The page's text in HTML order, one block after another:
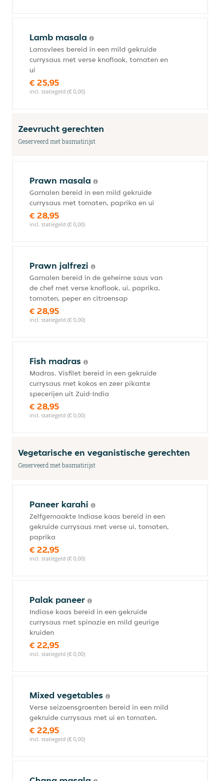
Lamb masala
Lamsvlees bereid in een mild gekruide
currysaus met verse knoflook, tomaten en
ui
€ 25,95
incl. statiegeld (€ 0,00)
Zeevrucht gerechten
Geserveerd met basmatirijst
Prawn masala
Garnalen bereid in een mild gekruide
currysaus met tomaten, paprika en ui
€ 28,95
incl. statiegeld (€ 0,00)
Prawn jalfrezi
Garnalen bereid in de geheime saus van
de chef met verse knoflook, ui, paprika,
tomaten, peper en citroensap
€ 28,95
incl. statiegeld (€ 0,00)
Fish madras
Madras. Visfilet bereid in een gekruide
currysaus met kokos en zeer pikante
specerijen uit Zuid-India
€ 28,95
incl. statiegeld (€ 0,00)
Vegetarische en veganistische gerechten
Geserveerd met basmatirijst
Paneer karahi
Zelfgemaakte Indiase kaas bereid in een
gekruide currysaus met verse ui, tomaten,
paprika
€ 22,95
incl. statiegeld (€ 0,00)
Palak paneer
Indiase kaas bereid in een gekruide
currysaus met spinazie en mild geurige
kruiden
€ 22,95
incl. statiegeld (€ 0,00)
Mixed vegetables
Verse seizoensgroenten bereid in een mild
gekruide currysaus met ui en tomaten.
€ 22,95
incl. statiegeld (€ 0,00)